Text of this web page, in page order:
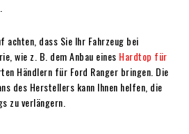
achten, dass Sie Ihr Fahrzeug bei
wie z. B. dem Anbau eines Hardtop für
Händlern für Ford Ranger bringen. Die
des Herstellers kann Ihnen helfen, die
zu verlängern.